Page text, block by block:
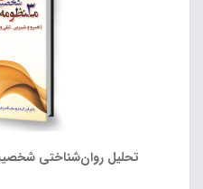
تحلیل روان‌شناختی